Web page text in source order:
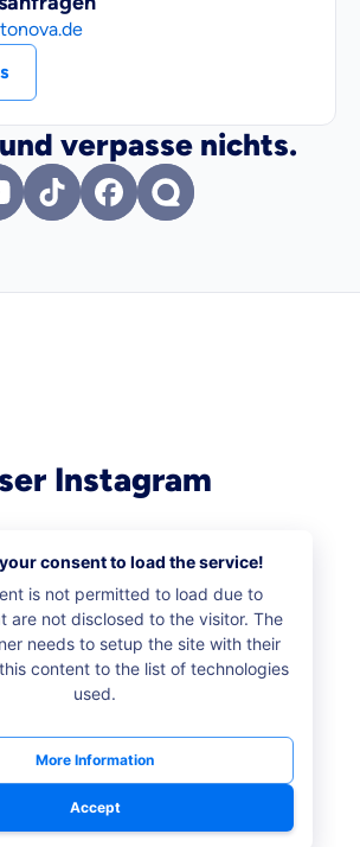
verpasse nichts.
Instagram
consent to load the service!
is not permitted to load due to
are not disclosed to the visitor. The
needs to setup the site with their
content to the list of technologies
used.
More Information
Accept